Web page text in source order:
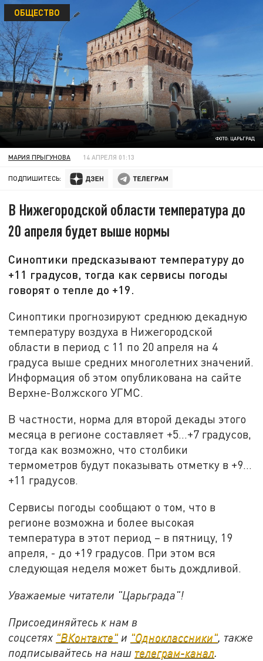
ФОТО: ЦАРЬГРАД
ОБЩЕСТВО
МАРИЯ ПРЫГУНОВА 14 АПРЕЛЯ 01:13
ПОДПИШИТЕСЬ:
В Нижегородской области температура до
20 апреля будет выше нормы
Синоптики предсказывают температуру до
+11 градусов, тогда как сервисы погоды
говорят о тепле до +19.
Синоптики прогнозируют среднюю декадную
температуру воздуха в Нижегородской
области в период с 11 по 20 апреля на 4
градуса выше средних многолетних значений.
Информация об этом опубликована на сайте
Верхне-Волжского УГМС.
В частности, норма для второй декады этого
месяца в регионе составляет +5…+7 градусов,
тогда как возможно, что столбики
термометров будут показывать отметку в +9…
+11 градусов.
Сервисы погоды сообщают о том, что в
регионе возможна и более высокая
температура в этот период – в пятницу, 19
апреля, - до +19 градусов. При этом вся
следующая неделя может быть дождливой.
Уважаемые читатели "Царьграда"!
Присоединяйтесь к нам в
соцсетях "ВКонтакте" и "Одноклассники" также
подписывайтесь на наш телеграм-канал